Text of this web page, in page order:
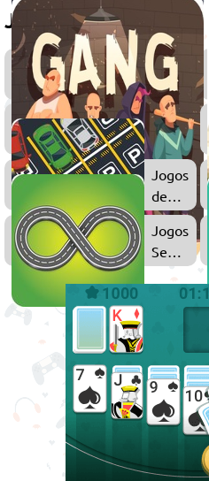
Jogue também
Jogos
de
Estacionar
Jogos
Sem
Fim